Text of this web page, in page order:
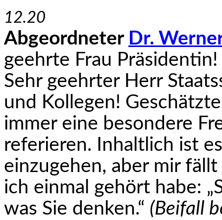
12.20
Abgeordneter Dr.
geehrte Frau
Sehr geehrter Herr
und Kollegen!
immer eine besondere
referieren. Inhaltlich ist
einzugehen, aber mir
ich einmal gehört habe:
was Sie denken.“ (Beifall